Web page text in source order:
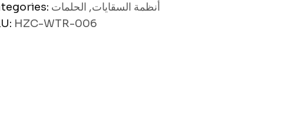
أنظمة السقايات, الحلمات
HZC-WTR-006